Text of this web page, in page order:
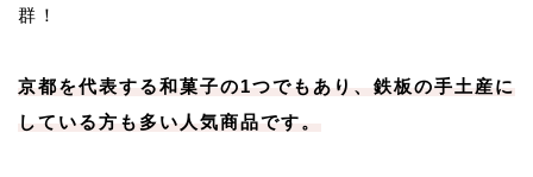
群！
京都を代表する和菓子の1つでもあり、鉄板の手土産に
している方も多い人気商品です。